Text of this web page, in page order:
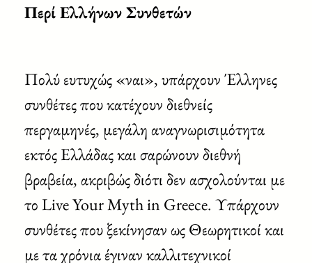
Περί Ελλήνων Συνθετών
Πολύ ευτυχώς «ναι», υπάρχουν Έλληνες
συνθέτες που κατέχουν διεθνείς
περγαμηνές, μεγάλη αναγνωρισιμότητα
εκτός Ελλάδας και σαρώνουν διεθνή
βραβεία, ακριβώς διότι δεν ασχολούνται με
το Live Your Myth in Greece. Υπάρχουν
συνθέτες που ξεκίνησαν ως Θεωρητικοί και
με τα χρόνια έγιναν καλλιτεχνικοί